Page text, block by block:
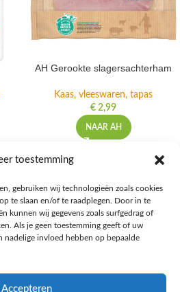
toestemming
gebruiken wij technologieën zoals cookies
te slaan en/of te raadplegen. Door in te
kunnen wij gegevens zoals surfgedrag of
Als je geen toestemming geeft of uw
nadelige invloed hebben op bepaalde
Accepteren
AH Gerookte slagersachterham
Kaas, vleeswaren, tapas
€ 2,99
NAAR AH
keuzes van Albert Heijn, verrijk je
over het keto-dieet, en deel jouw
bruisende online gemeenschap!